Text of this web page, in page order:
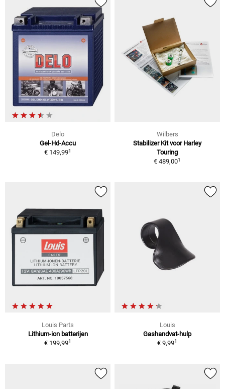
Delo
Gel-Hd-Accu
€ 149,991
Wilbers
Stabilizer Kit voor Harley
Touring
€ 489,001
Louis Parts
Lithium-ion batterijen
€ 199,991
Louis
Gashandvat-hulp
€ 9,991